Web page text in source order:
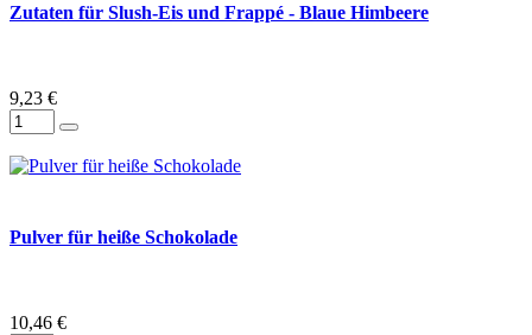
Zutaten für Slush-Eis und Frappé - Blaue Himbeere
9,23 €
Pulver für heiße Schokolade
10,46 €